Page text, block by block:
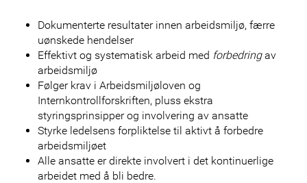
Dokumenterte resultater innen arbeidsmiljø, færre
uønskede hendelser
Effektivt og systematisk arbeid med forbedringav
arbeidsmiljø
Følger krav i Arbeidsmiljøloven og
Internkontrollforskriften, pluss ekstra
styringsprinsipper og involvering av ansatte
Styrke ledelsens forpliktelse til aktivt å forbedre
arbeidsmiljøet
Alle ansatte er direkte involvert i det kontinuerlige
arbeidet med å bli bedre.